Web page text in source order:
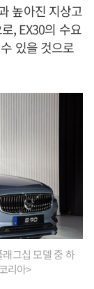
높아진 지상고
, EX30의 수요
있을 것으로
그십 모델 중 하
리아>